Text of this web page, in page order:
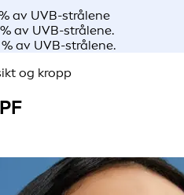
av UVB-strålene
av UVB-strålene.
av UVB-strålene.
og kropp